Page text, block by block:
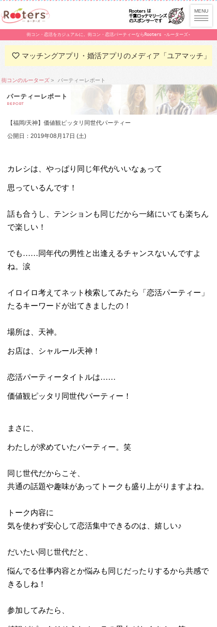
街コン・恋活をカジュアルに。街コン・恋活パーティーならRooters -ルーターズ-
マッチングアプリ・婚活アプリのメディア「ユアマッチ」
街コンのルーターズ パーティーレポート
パーティーレポート
REPORT
【福岡/天神】価値観ピッタリ同世代パーティー
公開日：2019年08月17日 (土)
カレシは、 やっぱり同じ年代がいいなぁって
思っているんです！
話も合うし、テンションも同じだから一緒にいても楽ちん
で楽しい！
でも……同年代の男性と出逢えるチャンスないんですよ
ね。涙
イロイロ考えてネット検索してみたら「恋活パーティー」
たるキーワードが出てきましたの！
場所は、天神。
お店は、シャルール天神！
恋活パーティータイトルは……
価値観ピッタリ同世代パーティー！
まさに、
わたしが求めていたパーティー。笑
同じ世代だからこそ、
共通の話題や趣味があってトークも盛り上がりますよね。
トーク内容に
気を使わず安心して恋活集中できるのは、嬉しい♪
だいたい同じ世代だと、
悩んでる仕事内容とか悩みも同じだったりするから共感で
きるしね！
参加してみたら、